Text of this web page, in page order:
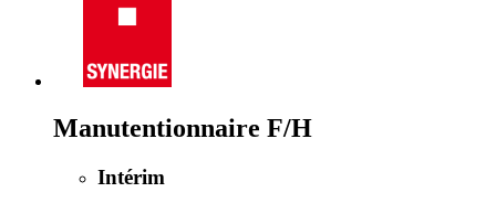
Manutentionnaire F/H
Intérim